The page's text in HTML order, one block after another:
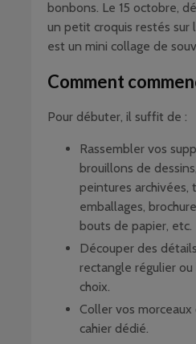
bonbons. Le 15 octobre,
un petit croquis restés sur
est un mini collage de
Comment
Pour débuter, il suffit de :
Rassembler vos
brouillons de
peintures archivées,
emballages,
bouts de papier, etc.
Découper des
rectangle régulier
choix.
Coller vos
cahier dédié.